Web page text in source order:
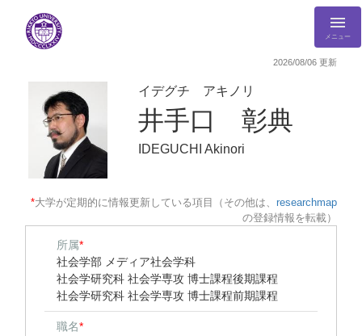
メニュー
2026/08/06 更新
イデグチ アキノリ
井手口 彰典
IDEGUCHI Akinori
*大学が定期的に情報更新している項目（その他は、 researchmap
の登録情報を転載）
所属*
社会学部 メディア社会学科
社会学研究科 社会学専攻 博士課程後期課程
社会学研究科 社会学専攻 博士課程前期課程
職名*